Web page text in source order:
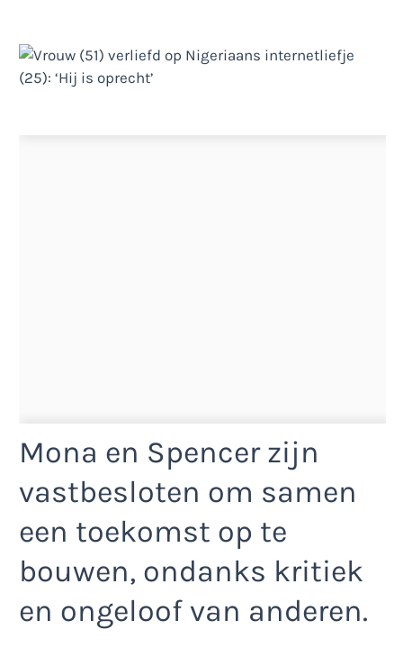
Mona en Spencer zijn
vastbesloten om samen
een toekomst op te
bouwen, ondanks kritiek
en ongeloof van anderen.